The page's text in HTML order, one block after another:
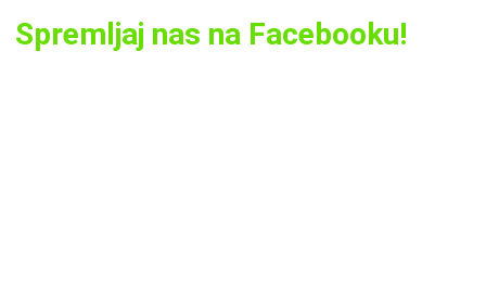
Spremljaj nas na Facebooku!